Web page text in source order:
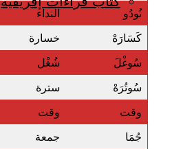
نُودُو النداء
كَسَارَهْ خسارة
سُوغْلَ شُغْل
سُوتُرَهْ سترة
وقت وقت
جُمَا جمعة